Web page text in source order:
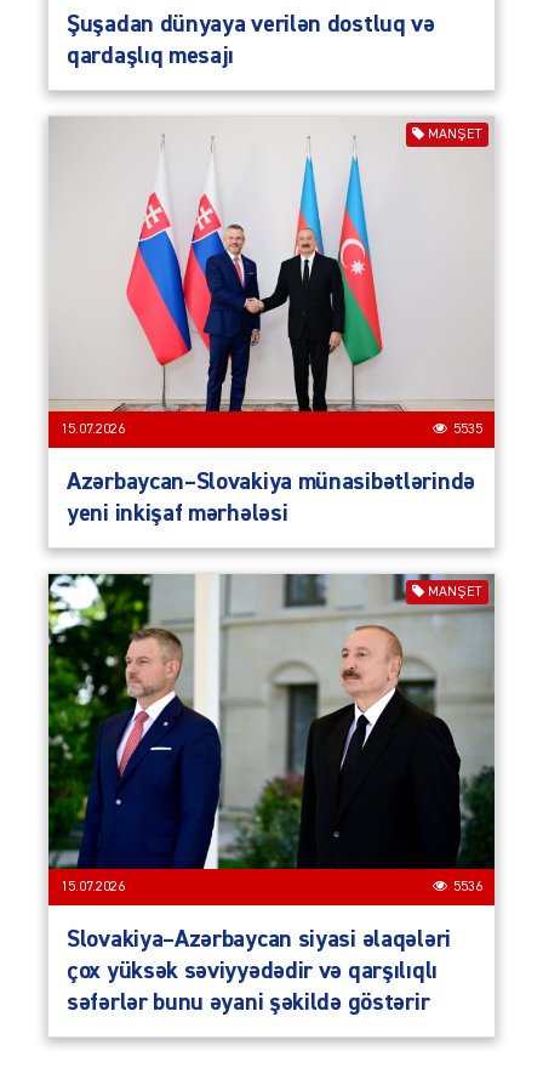
Şuşadan dünyaya verilən dostluq və
qardaşlıq mesajı
MANŞET
15.07.2026 5535
Azərbaycan–Slovakiya münasibətlərində
yeni inkişaf mərhələsi
MANŞET
15.07.2026 5536
Slovakiya–Azərbaycan siyasi əlaqələri
çox yüksək səviyyədədir və qarşılıqlı
səfərlər bunu əyani şəkildə göstərir